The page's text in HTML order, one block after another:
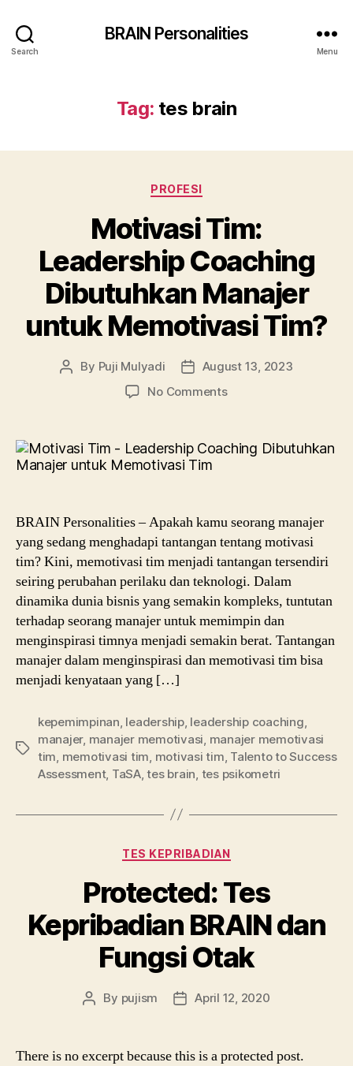
Search
BRAIN Personalities
Menu
Tag: tes brain
Categories
PROFESI
Motivasi Tim:
Leadership Coaching
Dibutuhkan Manajer
untuk Memotivasi Tim?
Post
By Puji Mulyadi
PostAugust 13, 2023
No Commentson
Leadership
Coaching
Memotivasi
Tim?
BRAIN Personalities – Apakah kamu seorang manajer
yang sedang menghadapi tantangan tentang motivasi
tim? Kini, memotivasi tim menjadi tantangan tersendiri
seiring perubahan perilaku dan teknologi. Dalam
dinamika dunia bisnis yang semakin kompleks, tuntutan
terhadap seorang manajer untuk memimpin dan
menginspirasi timnya menjadi semakin berat. Tantangan
manajer dalam menginspirasi dan memotivasi tim bisa
menjadi kenyataan yang […]
Tags
kepemimpinan leadership, leadership coaching
manajer, manajer memotivasi manajer memotivasi
tim memotivasi tim motivasi tim Talento to Success
Assessment, TaSA,tes brain tes psikometri
Categories
TES KEPRIBADIAN
Protected: Tes
Kepribadian BRAIN dan
Fungsi Otak
Post
By pujism
PostApril 12, 2020
There is no excerpt because this is a protected post.